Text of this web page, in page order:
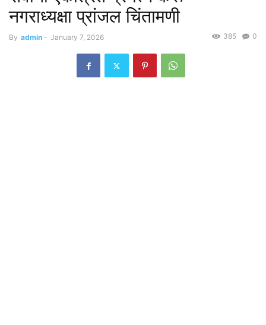
नगराध्यक्षा प्रांजल चिंतामणी
By admin - January 7, 2026 0
385